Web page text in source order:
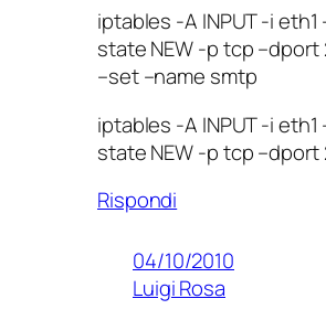
iptables -A INPUT -i
state NEW -p tcp
–set –name smtp
iptables -A INPUT -i
state NEW -p tcp –dport
Rispondi
04/10/2010
Luigi Rosa